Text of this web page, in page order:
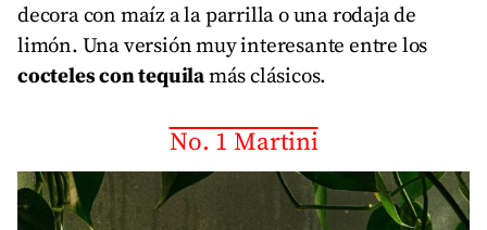
decora con maíz a la parrilla o una rodaja de
limón. Una versión muy interesante entre los
cocteles con tequilamás clásicos.
No. 1 Martini